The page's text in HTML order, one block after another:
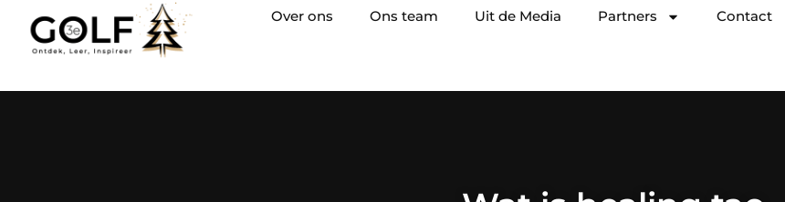
Over ons Ons team Uit de Media Partners Contact